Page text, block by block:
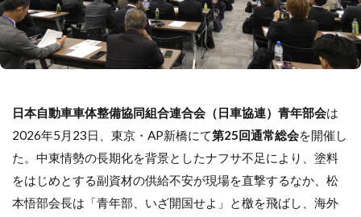
日本自動車車体整備協同組合連合会（日車協連）青年部会は
2026年5月23日、東京・AP新橋にて第25回通常総会を開催し
た。中東情勢の長期化を背景としたナフサ不足により、塗料
をはじめとする副資材の供給不安が現場を直撃するなか、松
本悟部会長は「青年部、いざ開国せよ」と檄を飛ばし、海外